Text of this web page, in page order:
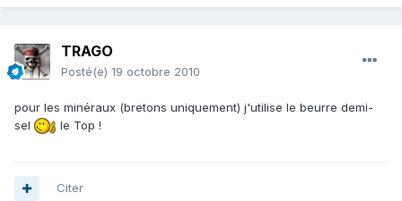
TRAGO
Posté(e) 19 octobre 2010
pour les minéraux (bretons uniquement) j'utilise le beurre demi-
sel
le Top !
Citer